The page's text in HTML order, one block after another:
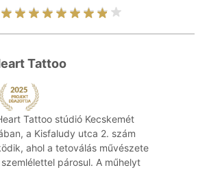
Tattoo
Tattoo stúdió Kecskemét
a Kisfaludy utca 2. szám
ahol a tetoválás művészete
párosul. A műhelyt